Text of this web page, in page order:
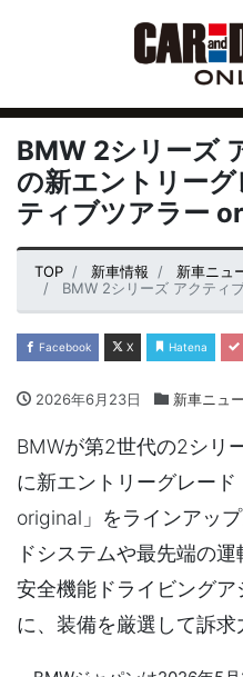
BMW 2シリーズ
の新エントリー
ティブツアラー
TOP 新車情報
新車ニュ
BMW 2シリーズ アクティブツアラーの新エン
Facebook X Hatena
2026年6月23日 新車ニュ
BMWが第2世代の2シリ
に新エントリーグレー
original」をラインアッ
ドシステムや最先端の
安全機能ドライビング
に、装備を厳選して訴